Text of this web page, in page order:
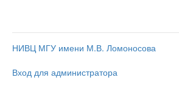
НИВЦ МГУ имени М.В. Ломоносова
Вход для администратора